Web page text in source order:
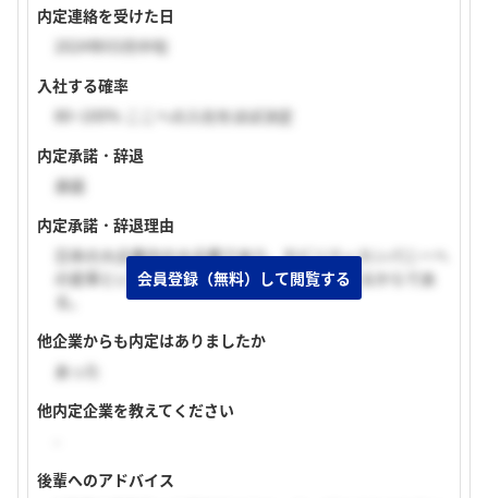
内定連絡を受けた日
2024年03月中旬
入社する確率
80~100% ここへの入社をほぼ決定
内定承諾・辞退
承諾
内定承諾・辞退理由
日本の大企業中の大企業であり、モビリティカンパニーへ
の変革という大きな転換に携わりたいと考えるからであ
る。
他企業からも内定はありましたか
あった
他内定企業を教えてください
後輩へのアドバイス
会員登録（無料）して閲覧する